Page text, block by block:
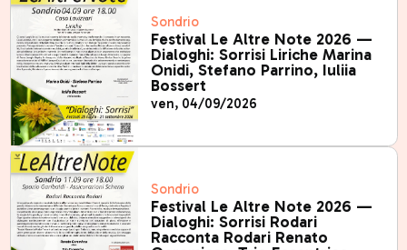
Sondrio
Festival Le Altre Note 2026 —
Dialoghi: Sorrisi Liriche Marina
Onidi, Stefano Parrino, Iuliia
Bossert
ven, 04/09/2026
Sondrio
Festival Le Altre Note 2026 —
Dialoghi: Sorrisi Rodari
Racconta Rodari Renato